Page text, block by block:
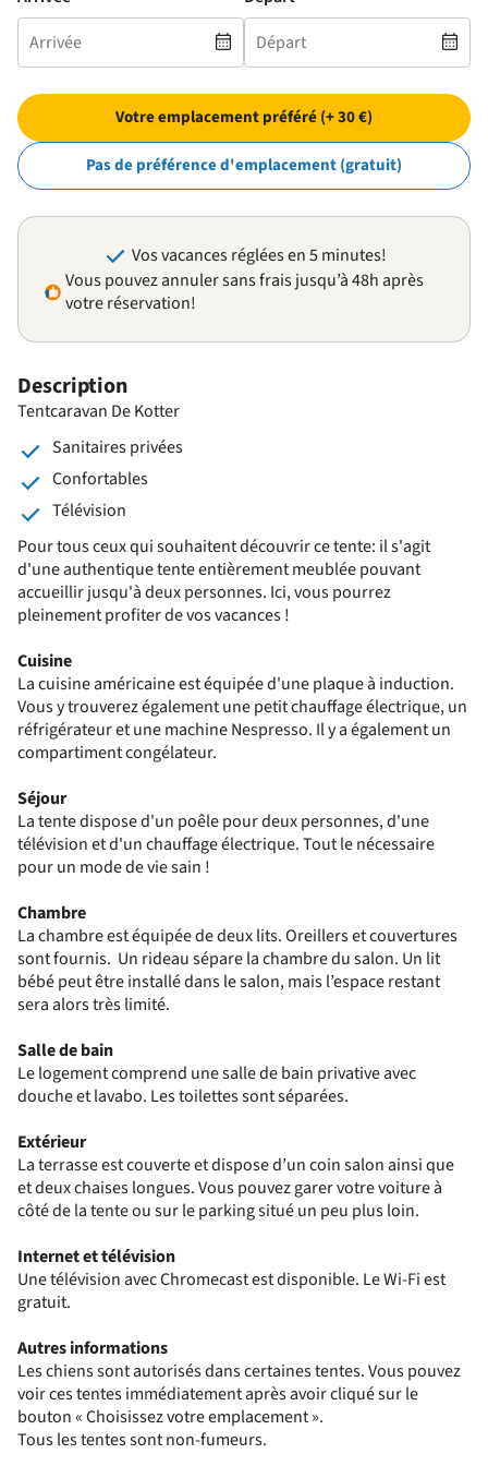
Description
Tentcaravan De Kotter
Sanitaires privées
Confortables
Télévision
Pour tous ceux qui souhaitent découvrir ce tente: il s'agit
d'une authentique tente entièrement meublée pouvant
accueillir jusqu'à deux personnes. Ici, vous pourrez
pleinement profiter de vos vacances !
Cuisine
La cuisine américaine est équipée d'une plaque à induction.
Vous y trouverez également une petit chauffage électrique, un
réfrigérateur et une machine Nespresso. Il y a également un
compartiment congélateur.
Séjour
La tente dispose d'un poêle pour deux personnes, d'une
télévision et d'un chauffage électrique. Tout le nécessaire
pour un mode de vie sain !
Chambre
La chambre est équipée de deux lits. Oreillers et couvertures
sont fournis. Un rideau sépare la chambre du salon. Un lit
bébé peut être installé dans le salon, mais l’espace restant
sera alors très limité.
Salle de bain
Le logement comprend une salle de bain privative avec
douche et lavabo. Les toilettes sont séparées.
Extérieur
La terrasse est couverte et dispose d’un coin salon ainsi que
et deux chaises longues. Vous pouvez garer votre voiture à
côté de la tente ou sur le parking situé un peu plus loin.
Internet et télévision
Une télévision avec Chromecast est disponible. Le Wi-Fi est
gratuit.
Autres informations
Les chiens sont autorisés dans certaines tentes. Vous pouvez
voir ces tentes immédiatement après avoir cliqué sur le
bouton « Choisissez votre emplacement ».
Tous les tentes sont non-fumeurs.
Votre emplacement préféré (+ 30 €)
Pas de préférence d'emplacement (gratuit)
Vos vacances réglées en 5 minutes!
Vous pouvez annuler sans frais jusqu’à 48h après
votre réservation!